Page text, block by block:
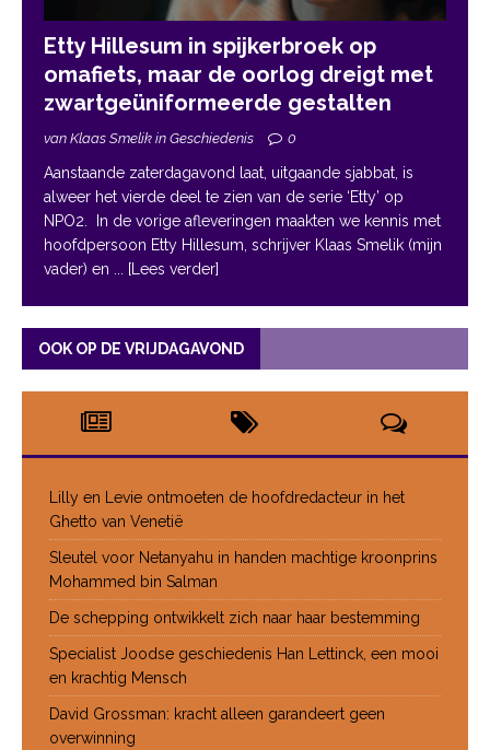
Etty Hillesum in spijkerbroek op
omafiets, maar de oorlog dreigt met
zwartgeüniformeerde gestalten
van Klaas Smelik in Geschiedenis 0
Aanstaande zaterdagavond laat, uitgaande sjabbat, is
alweer het vierde deel te zien van de serie ‘Etty’ op
NPO2. In de vorige afleveringen maakten we kennis met
hoofdpersoon Etty Hillesum, schrijver Klaas Smelik (mijn
vader) en ... [Lees verder]
OOK OP DE VRIJDAGAVOND
Lilly en Levie ontmoeten de hoofdredacteur in het
Ghetto van Venetië
Sleutel voor Netanyahu in handen machtige kroonprins
Mohammed bin Salman
De schepping ontwikkelt zich naar haar bestemming
Specialist Joodse geschiedenis Han Lettinck, een mooi
en krachtig Mensch
David Grossman: kracht alleen garandeert geen
overwinning